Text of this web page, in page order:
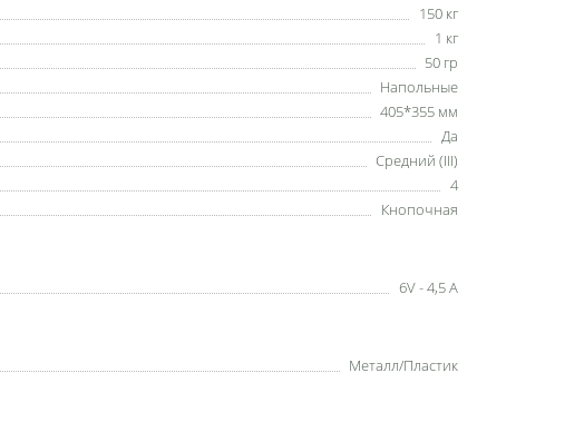
150 кг
1 кг
50 гр
Напольные
405*355 мм
Да
Средний (III)
4
Кнопочная
6V - 4,5 А
Металл/Пластик